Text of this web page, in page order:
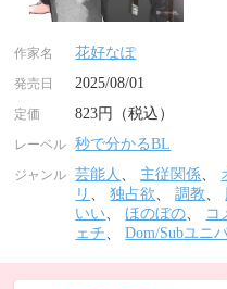
作家名 花好なぽ
発売日 2025/08/01
定価 823円（税込）
レーベル 秒で分かるBL
ジャンル 芸能人 、 主従関係、
リ 、独占欲、調教、
いい、ほのぼの、 コ
ェチ、Dom/Subユニ